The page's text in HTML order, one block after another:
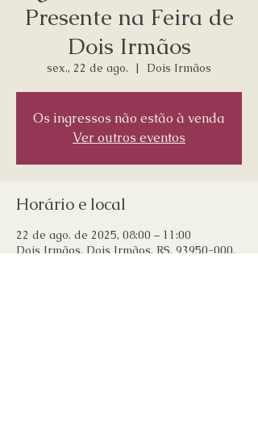
Presente na Feira de
Dois Irmãos
sex., 22 de ago.
  |
Dois Irmãos
Os ingressos não estão à venda
Ver outros eventos
Horário e local
22 de ago. de 2025, 08:00 – 11:00
Dois Irmãos, Dois Irmãos, RS, 93950-000,